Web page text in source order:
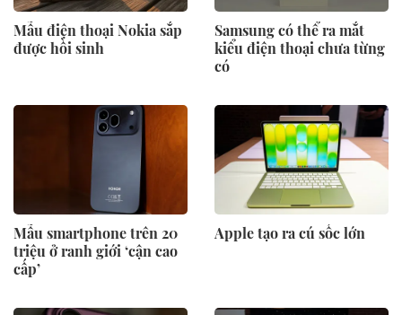
Mẫu điện thoại Nokia sắp
được hồi sinh
Samsung có thể ra mắt
kiểu điện thoại chưa từng
có
Mẫu smartphone trên 20
triệu ở ranh giới ‘cận cao
cấp’
Apple tạo ra cú sốc lớn